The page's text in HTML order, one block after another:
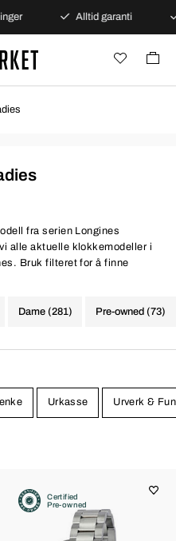
Alltid garanti
fra serien Longines
alle aktuelle klokkemodeller i
Bruk filteret for å finne
Dame (281) Pre-owned (73)
Urkasse Urverk &
Certified
Pre-owned